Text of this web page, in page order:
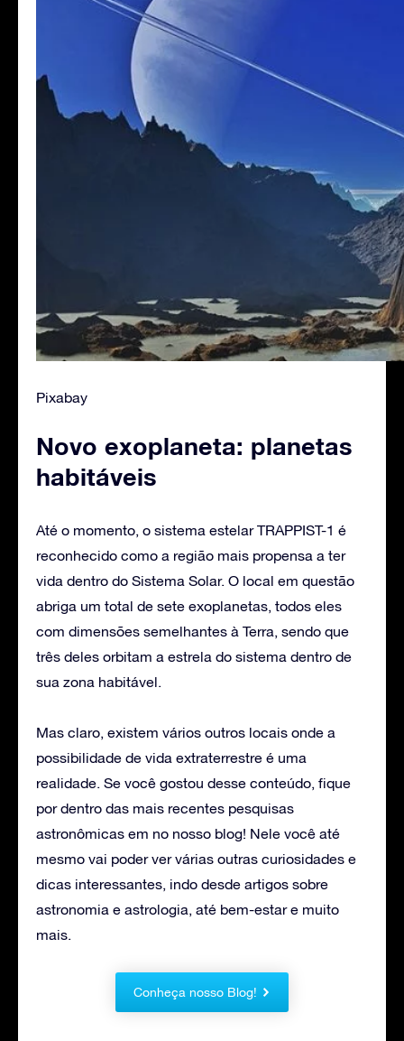
Pixabay
Novo exoplaneta: planetas
habitáveis
Até o momento, o sistema estelar TRAPPIST-1 é
reconhecido como a região mais propensa a ter
vida dentro do Sistema Solar. O local em questão
abriga um total de sete exoplanetas, todos eles
com dimensões semelhantes à Terra, sendo que
três deles orbitam a estrela do sistema dentro de
sua zona habitável.
Mas claro, existem vários outros locais onde a
possibilidade de vida extraterrestre é uma
realidade. Se você gostou desse conteúdo, fique
por dentro das mais recentes pesquisas
astronômicas em no nosso blog! Nele você até
mesmo vai poder ver várias outras curiosidades e
dicas interessantes, indo desde artigos sobre
astronomia e astrologia, até bem-estar e muito
mais.
Conheça nosso Blog!